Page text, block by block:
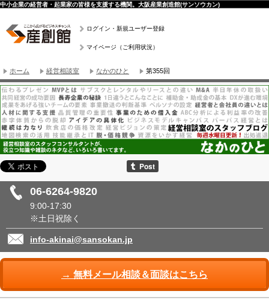
中小企業の経営者・起業家の皆様を支援する機関。大阪産業創造館(サンソウカン)
ログイン・新規ユーザー登録
マイページ（ご利用状況）
ホーム 経営相談室 なかのひと 第355回
06-6264-9820
9:00-17:30
※土日祝除く
info-akinai@sansokan.jp
→ 無料メール相談＆面談はこちら